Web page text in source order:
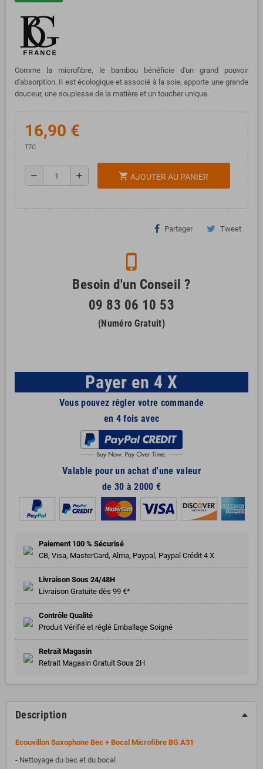
Comme la microfibre, le bambou bénéficie d'un grand pouvoir
d'absorption. Il est écologique et associé à la soie, apporte une grande
douceur, une souplesse de la matière et un toucher unique.
16,90 €
TTC
remove add shopping_cart AJOUTER AU PANIER
Partager Tweet
phone_iphone
Besoin d'un Conseil ?
09 83 06 10 53
(Numéro Gratuit)
Payer en 4 X
Vous pouvez régler votre commande
en 4 fois avec
Valable pour un achat d'une valeur
de 30 à 2000 €
Paiement 100 % Sécurisé
CB, Visa, MasterCard, Alma, Paypal, Paypal Crédit 4 X
Livraison Sous 24/48H
Livraison Gratuite dès 99 €*
Contrôle Qualité
Produit Vérifié et réglé Emballage Soigné
Retrait Magasin
Retrait Magasin Gratuit Sous 2H
Description
Ecouvillon Saxophone Bec + Bocal Microfibre BG A31
- Nettoyage du bec et du bocal